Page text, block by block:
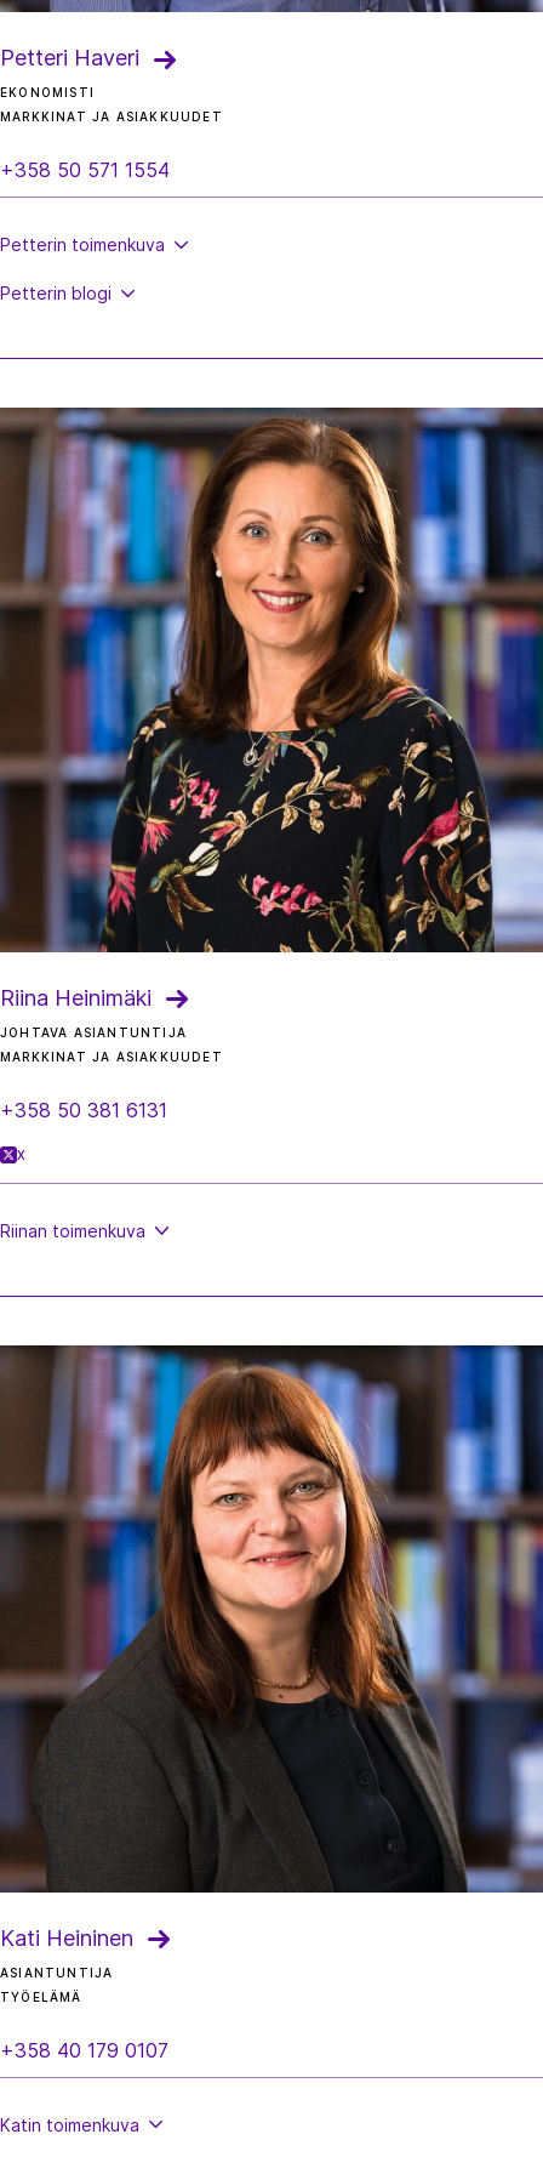
Petteri Haveri
EKONOMISTI
MARKKINAT JA ASIAKKUUDET
+358 50 571 1554
Petterin toimenkuva
Petterin blogi
Riina Heinimäki
JOHTAVA ASIANTUNTIJA
MARKKINAT JA ASIAKKUUDET
+358 50 381 6131
X
Riinan toimenkuva
Kati Heininen
ASIANTUNTIJA
TYÖELÄMÄ
+358 40 179 0107
Katin toimenkuva